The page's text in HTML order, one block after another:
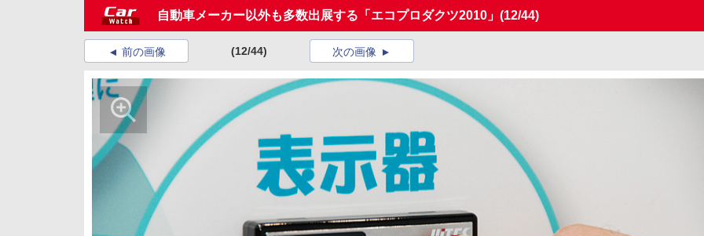
自動車メーカー以外も多数出展する「エコプロダクツ2010」 (12/44)
前の画像 (12/44) 次の画像